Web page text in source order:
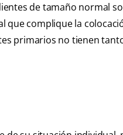
de tamaño normal
complique la
primarios no tienen